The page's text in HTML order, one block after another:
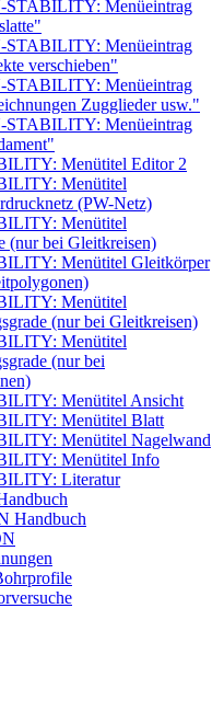
STABILITY: Menüeintrag
STABILITY: Menüeintrag
verschieben"
STABILITY: Menüeintrag
Zugglieder usw."
STABILITY: Menüeintrag
Menütitel Editor 2
Menütitel
(PW-Netz)
Menütitel
(nur bei Gleitkreisen)
Menütitel Gleitkörper
Menütitel
(nur bei Gleitkreisen)
Menütitel
(nur bei
Menütitel Ansicht
Menütitel Blatt
Menütitel Nagelwand
Menütitel Info
Literatur
Handbuch